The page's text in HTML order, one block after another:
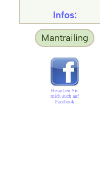
Infos:
Mantrailing
Besuchen Sie
mich auch auf
Facebook